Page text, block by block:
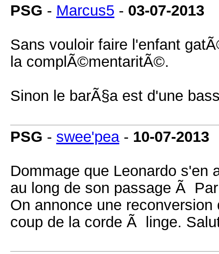
PSG - Marcus5 - 03-07-2013
Sans vouloir faire l'enfant
la complÃ©mentaritÃ©.
Sinon le barÃ§a est d'une
PSG - swee'pea- 10-07-2013
Dommage que Leonardo
au long de son passage Ã
On annonce une
coup de la corde Ã linge.